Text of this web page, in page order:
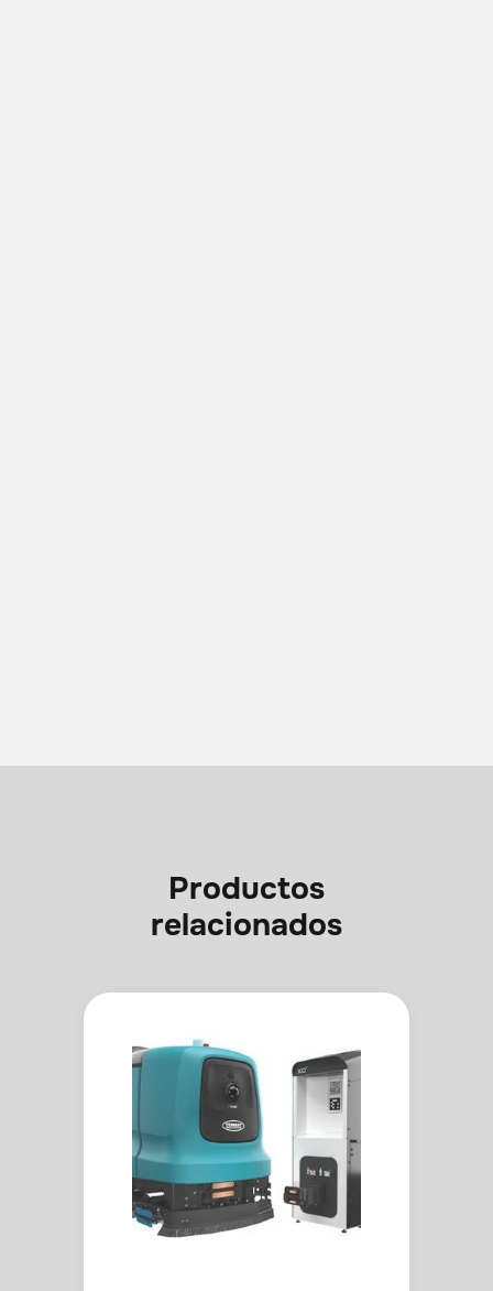
Productos
relacionados